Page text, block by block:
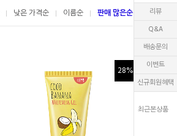
리뷰
Q&A
배송문의
이벤트
신규회원혜택
최근본상품
리뷰
Q&A
배송문의
이벤트
신규회원혜택
최근본상품
낮은 가격순 이름순 판매 많은순
28%